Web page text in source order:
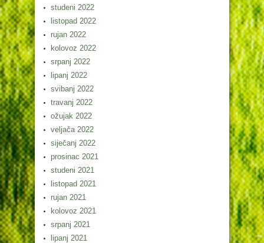
studeni 2022
listopad 2022
rujan 2022
kolovoz 2022
srpanj 2022
lipanj 2022
svibanj 2022
travanj 2022
ožujak 2022
veljača 2022
siječanj 2022
prosinac 2021
studeni 2021
listopad 2021
rujan 2021
kolovoz 2021
srpanj 2021
lipanj 2021